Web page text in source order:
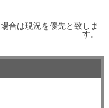
合は現況を優先と致しま
す。